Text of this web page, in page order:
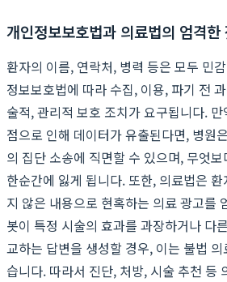
개인정보보호법과 의료법의 엄격한
환자의 이름, 연락처, 병력 등은 모두 민
정보보호법에 따라 수집, 이용, 파기 전
술적, 관리적 보호 조치가 요구됩니다.
점으로 인해 데이터가 유출된다면, 병원
의 집단 소송에 직면할 수 있으며, 무엇
한순간에 잃게 됩니다. 또한, 의료법은
지 않은 내용으로 현혹하는 의료 광고를
봇이 특정 시술의 효과를 과장하거나 다
교하는 답변을 생성할 경우, 이는 불법
습니다. 따라서 진단, 처방, 시술 추천 등